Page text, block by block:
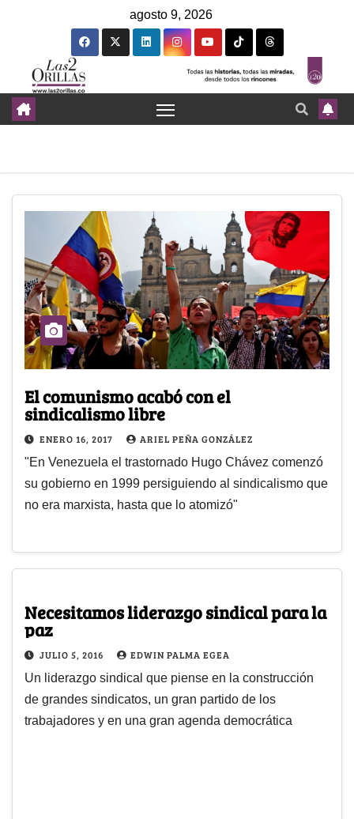
agosto 9, 2026
El comunismo acabó con el
sindicalismo libre
ENERO 16, 2017 ARIEL PEÑA GONZÁLEZ
"En Venezuela el trastornado Hugo Chávez comenzó
su gobierno en 1999 persiguiendo al sindicalismo que
no era marxista, hasta que lo atomizó"
Necesitamos liderazgo sindical para la
paz
JULIO 5, 2016 EDWIN PALMA EGEA
Un liderazgo sindical que piense en la construcción
de grandes sindicatos, un gran partido de los
trabajadores y en una gran agenda democrática